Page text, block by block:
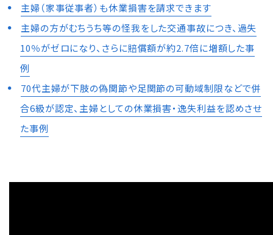
主婦（家事従事者）も休業損害を請求できます
主婦の方がむちうち等の怪我をした交通事故につき、過失
10％がゼロになり、さらに賠償額が約2.7倍に増額した事
例
70代主婦が下肢の偽関節や足関節の可動域制限などで併
合6級が認定、主婦としての休業損害・逸失利益を認めさせ
た事例